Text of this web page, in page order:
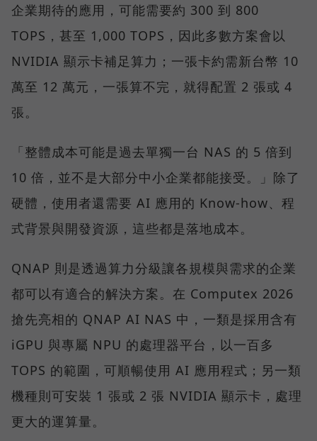
企業期待的應用，可能需要約 300 到 800
TOPS，甚至 1,000 TOPS，因此多數方案會以
NVIDIA 顯示卡補足算力；一張卡約需新台幣 10
萬至 12 萬元，一張算不完，就得配置 2 張或 4
張。
「整體成本可能是過去單獨一台 NAS 的 5 倍到
10 倍，並不是大部分中小企業都能接受。」除了
硬體，使用者還需要 AI 應用的 Know-how、程
式背景與開發資源，這些都是落地成本。
QNAP 則是透過算力分級讓各規模與需求的企業
都可以有適合的解決方案。在 Computex 2026
搶先亮相的 QNAP AI NAS 中，一類是採用含有
iGPU 與專屬 NPU 的處理器平台，以一百多
TOPS 的範圍，可順暢使用 AI 應用程式；另一類
機種則可安裝 1 張或 2 張 NVIDIA 顯示卡，處理
更大的運算量。